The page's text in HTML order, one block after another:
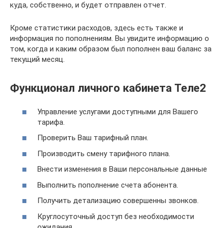
куда, собственно, и будет отправлен отчет.
Кроме статистики расходов, здесь есть также и
информация по пополнениям. Вы увидите информацию о
том, когда и каким образом был пополнен ваш баланс за
текущий месяц.
Функционал личного кабинета Теле2
Управление услугами доступными для Вашего
тарифа.
Проверить Ваш тарифный план.
Производить смену тарифного плана.
Внести изменения в Ваши персональные данные
Выполнить пополнение счета абонента.
Получить детализацию совершенны звонков.
Круглосуточный доступ без необходимости